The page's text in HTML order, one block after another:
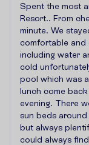
Spent the most
Resort.. From
minute. We
comfortable and
including water
cold
pool which was
lunch come
evening. There
sun beds
but always
could always